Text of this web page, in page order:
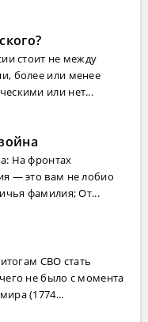
стоит не между
более или менее
или нет...
На фронтах
— это вам не лобио
фамилия; От...
СВО стать
не было с момента
(1774...